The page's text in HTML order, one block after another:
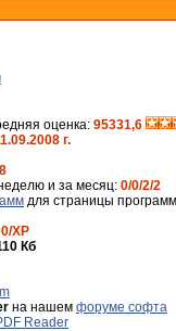
оценка: 95331,6
г.
и за месяц: 0/0/2/2
для страницы
XP
Кб
на нашем форуме софта
Reader